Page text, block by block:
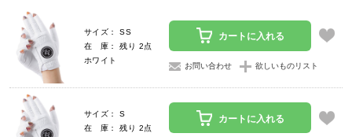
サイズ： SS
在 庫： 残り 2点
ホワイト
カートに入れる
お問い合わせ 欲しいものリスト
サイズ： S
在 庫： 残り 2点
カートに入れる